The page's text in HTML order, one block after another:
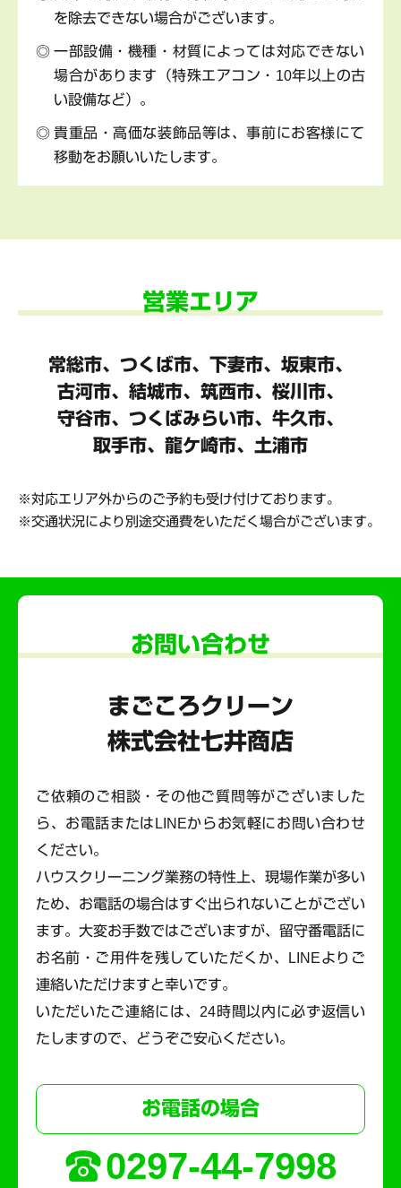
を除去できない場合がございます。
一部設備・機種・材質によっては対応できない
場合があります（特殊エアコン・10年以上の古
い設備など）。
貴重品・高価な装飾品等は、事前にお客様にて
移動をお願いいたします。
営業エリア
常総市、つくば市、下妻市、坂東市、
古河市、結城市、筑西市、桜川市、
守谷市、 つくばみらい市、牛久市、
取手市、龍ケ崎市、土浦市
対応エリア外からのご予約も受け付けております。
交通状況により別途交通費をいただく場合がございます。
お問い合わせ
まごころクリーン
株式会社七井商店
ご依頼のご相談・その他ご質問等がございました
ら、お電話またはLINEからお気軽にお問い合わせ
ください。
ハウスクリーニング業務の特性上、現場作業が多い
ため、お電話の場合はすぐ出られないことがござい
ます。 大変お手数ではございますが、留守番電話に
お名前・ご用件を残していただくか、LINEよりご
連絡いただけますと幸いです。
いただいたご連絡には、24時間以内に必ず返信い
たしますので、どうぞご安心ください。
お電話の場合
0297-44-7998